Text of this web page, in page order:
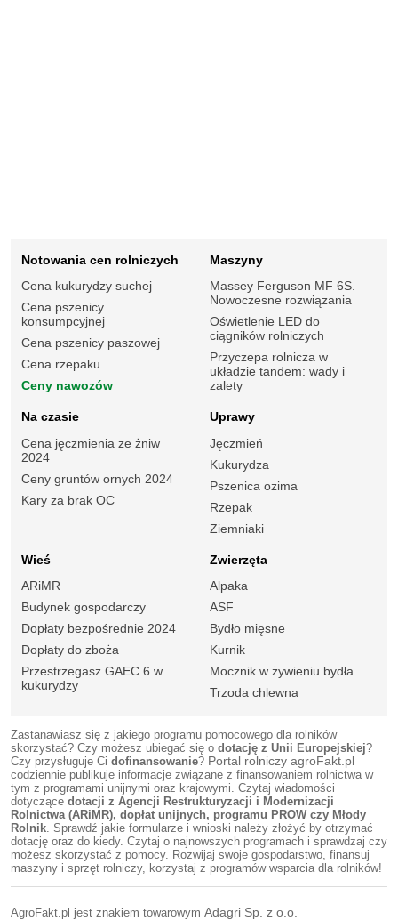
Notowania cen rolniczych
Cena kukurydzy suchej
Cena pszenicy
konsumpcyjnej
Cena pszenicy paszowej
Cena rzepaku
Ceny nawozów
Maszyny
Massey Ferguson MF 6S.
Nowoczesne rozwiązania
Oświetlenie LED do
ciągników rolniczych
Przyczepa rolnicza w
układzie tandem: wady i
zalety
Na czasie
Cena jęczmienia ze żniw
2024
Ceny gruntów ornych 2024
Kary za brak OC
Uprawy
Jęczmień
Kukurydza
Pszenica ozima
Rzepak
Ziemniaki
Wieś
ARiMR
Budynek gospodarczy
Dopłaty bezpośrednie 2024
Dopłaty do zboża
Przestrzegasz GAEC 6 w
kukurydzy
Zwierzęta
Alpaka
ASF
Bydło mięsne
Kurnik
Mocznik w żywieniu bydła
Trzoda chlewna
Zastanawiasz się z jakiego programu pomocowego dla rolników
skorzystać? Czy możesz ubiegać się o dotację z Unii Europejskiej?
Czy przysługuje Ci dofinansowanie? Portal rolniczy agroFakt.pl
codziennie publikuje informacje związane z finansowaniem rolnictwa w
tym z programami unijnymi oraz krajowymi. Czytaj wiadomości
dotyczące dotacji z Agencji Restrukturyzacji i Modernizacji
Rolnictwa (ARiMR), dopłat unijnych, programu PROW czy Młody
Rolnik. Sprawdź jakie formularze i wnioski należy złożyć by otrzymać
dotację oraz do kiedy. Czytaj o najnowszych programach i sprawdzaj czy
możesz skorzystać z pomocy. Rozwijaj swoje gospodarstwo, finansuj
maszyny i sprzęt rolniczy, korzystaj z programów wsparcia dla rolników!
AgroFakt.pl jest znakiem towarowym Adagri Sp. z o.o.